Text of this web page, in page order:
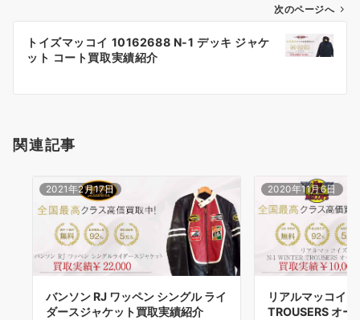
ン
次のページへ
トイズマッコイ 10162688 N-1 デッキ ジャケ
ット コート買取実績紹介
関連記事
2021年2月17日
バンソン RJ ワッペン シングル ライ
ダースジャケット買取実績紹介
2020年11月6日
リアルマッコイ
TROUSERS オー